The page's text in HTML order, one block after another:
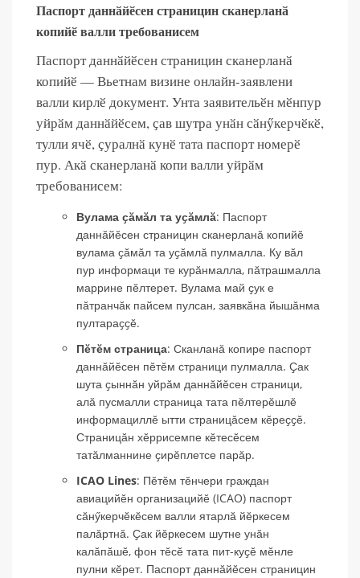
Паспорт даннӑйӗсен страницин сканерланӑ
копийӗ валли требованисем
Паспорт даннӑйӗсен страницин сканерланӑ
копийӗ — Вьетнам визине онлайн-заявлени
валли кирлӗ документ. Унта заявительӗн мӗнпур
уйрӑм даннӑйӗсем, ҫав шутра унӑн сӑнӳкерчӗкӗ,
тулли ячӗ, ҫуралнӑ кунӗ тата паспорт номерӗ
пур. Акӑ сканерланӑ копи валли уйрӑм
требованисем:
Вулама ҫӑмӑл та уҫӑмлӑ: Паспорт
даннӑйӗсен страницин сканерланӑ копийӗ
вулама ҫӑмӑл та уҫӑмлӑ пулмалла. Ку вӑл
пур информаци те курӑнмалла, пӑтрашмалла
маррине пӗлтерет. Вулама май ҫук е
пӑтранчӑк пайсем пулсан, заявкӑна йышӑнма
пултараҫҫӗ.
Пӗтӗм страница: Сканланӑ копире паспорт
даннӑйӗсен пӗтӗм страници пулмалла. Ҫак
шута ҫыннӑн уйрӑм даннӑйӗсен страници,
алӑ пусмалли страница тата пӗлтерӗшлӗ
информациллӗ ытти страницӑсем кӗреҫҫӗ.
Страницӑн хӗррисемпе кӗтесӗсем
татӑлманнине ҫирӗплетсе парӑр.
ICAO Lines: Пӗтӗм тӗнчери граждан
авиацийӗн организацийӗ (ICAO) паспорт
сӑнӳкерчӗкӗсем валли ятарлӑ йӗркесем
палӑртнӑ. Ҫак йӗркесем шутне унӑн
калӑпӑшӗ, фон тӗсӗ тата пит-куҫӗ мӗнле
пулни кӗрет. Паспорт даннӑйӗсен страницин